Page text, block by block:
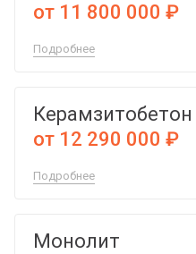
от 11 800 000 ₽
Подробнее
Керамзитобетон
от 12 290 000 ₽
Подробнее
Монолит